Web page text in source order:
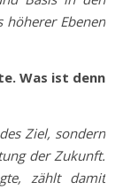
höherer Ebenen
Was ist denn
Ziel, sondern
der Zukunft.
zählt damit